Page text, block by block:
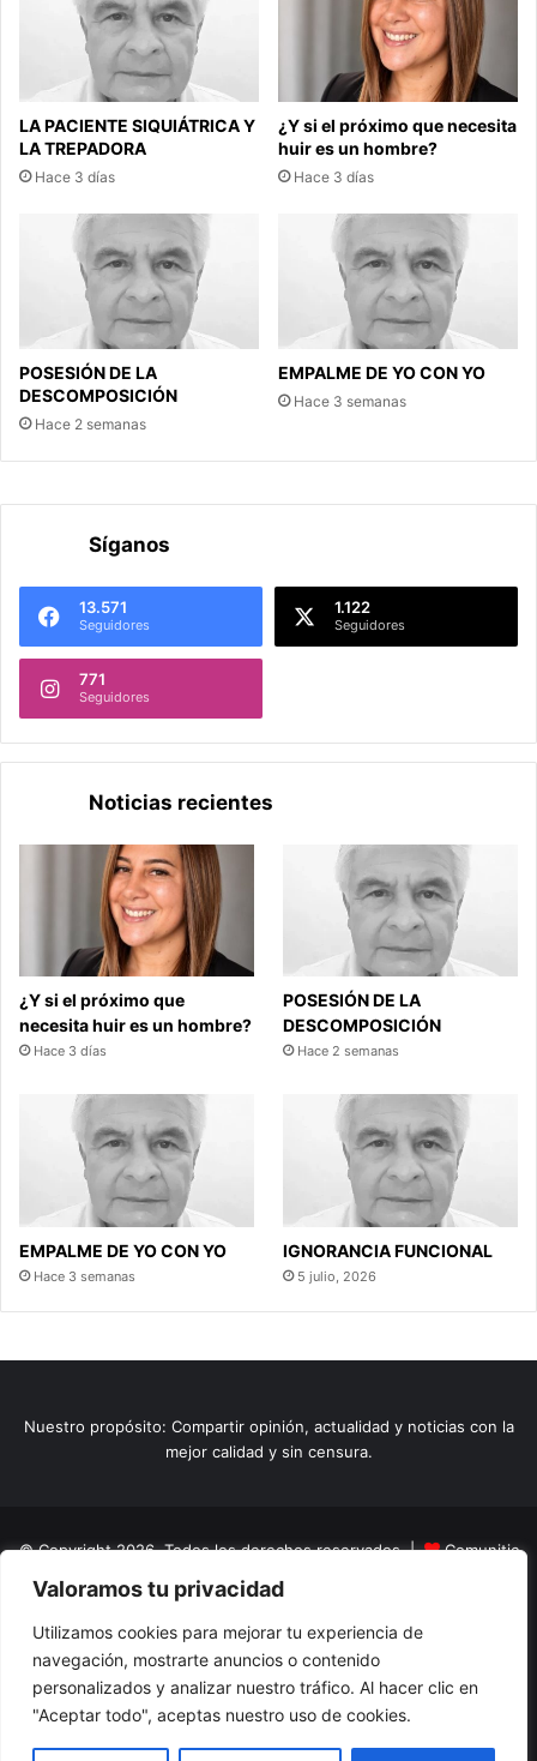
Valoramos tu privacidad
Utilizamos cookies para mejorar tu experiencia de
navegación, mostrarte anuncios o contenido
personalizados y analizar nuestro tráfico. Al hacer clic en
"Aceptar todo", aceptas nuestro uso de cookies.
LA PACIENTE SIQUIÁTRICA Y
LA TREPADORA
Hace 3 días
¿Y si el próximo que necesita
huir es un hombre?
Hace 3 días
POSESIÓN DE LA
DESCOMPOSICIÓN
Hace 2 semanas
EMPALME DE YO CON YO
Hace 3 semanas
Síganos
13.571
Seguidores
1.122
Seguidores
771
Seguidores
Noticias recientes
¿Y si el próximo que
necesita huir es un hombre?
Hace 3 días
POSESIÓN DE LA
DESCOMPOSICIÓN
Hace 2 semanas
EMPALME DE YO CON YO
Hace 3 semanas
IGNORANCIA FUNCIONAL
5 julio, 2026
Nuestro propósito: Compartir opinión, actualidad y noticias con la
mejor calidad y sin censura.
© Copyright 2026, Todos los derechos reservados |
Comunitic
SAS BICNit 901228106
Home
Actualidad Variedades Opinion Turismo
El Tinteadero
Caricaturas Reportajes
FacebookYouTubeInstagram